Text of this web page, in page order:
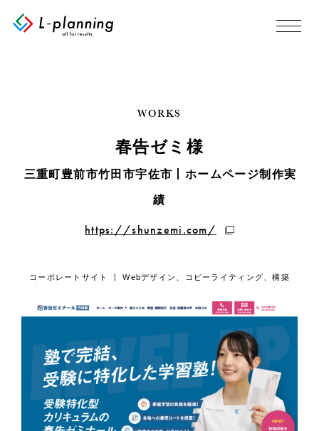
WORKS
春告ゼミ様
三重町豊前市竹田市宇佐市丨ホームページ制作実
績
https://shunzemi.com/
コーポレートサイト 丨 Webデザイン、コピーライティング、構築